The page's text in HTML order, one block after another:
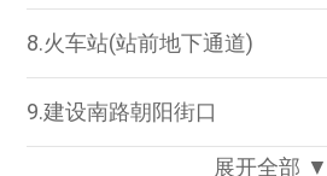
8.火车站(站前地下通道)
9.建设南路朝阳街口
展开全部 ▼